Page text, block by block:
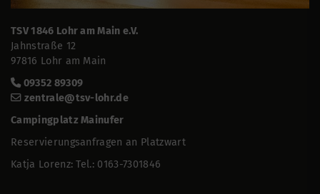
TSV 1846 Lohr am Main e.V.
Jahnstraße 12
97816 Lohr am Main
09352 89309
zentrale@tsv-lohr.de
Campingplatz Mainufer
Reservierungsanfragen an Platzwart
Katja Lorenz: Tel.: 0163-7301846